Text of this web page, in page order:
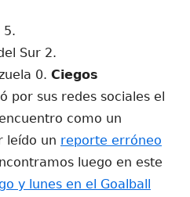
5.
Sur 2.
0. Ciegos
por sus redes sociales el
como un
leído un reporte erróneo
luego en este
y lunes en el Goalball